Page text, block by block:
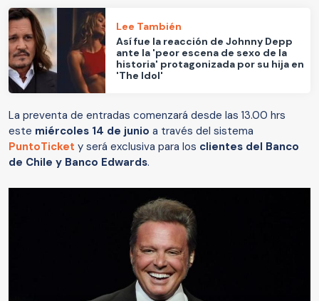
Lee También
Así fue la reacción de Johnny Depp
ante la 'peor escena de sexo de la
historia' protagonizada por su hija en
'The Idol'
La preventa de entradas comenzará desde las 13.00 hrs
este miércoles 14 de junio a través del sistema
PuntoTicket y será exclusiva para los clientes del Banco
de Chile y Banco Edwards.